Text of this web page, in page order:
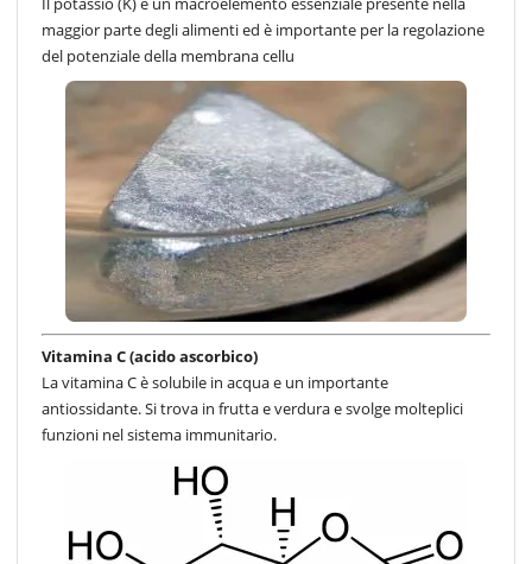
maggior parte degli alimenti ed è importante per la regolazione
del potenziale della membrana cellu
Vitamina C (acido ascorbico)
La vitamina C è solubile in acqua e un importante
antiossidante. Si trova in frutta e verdura e svolge molteplici
funzioni nel sistema immunitario.